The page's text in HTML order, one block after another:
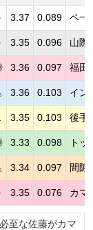
3.37 0.089 ペ一
3.35 0.096 山際
3.36 0.097 福田
3.36 0.103 イン
3.35 0.103 後手
3.33 0.098 ト
3.34 0.097 間隙
3.35 0.076 カマ
至な佐藤がカマ